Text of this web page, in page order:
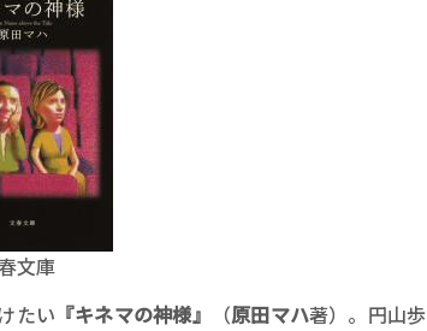
文庫
たい 『キネマの神様』 （原田マハ著）。円山歩